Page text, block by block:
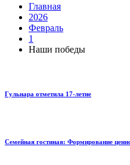
Главная
2026
Февраль
1
Наши победы
Гульнара отметила 17‑летие
Семейная гостиная: Формирование